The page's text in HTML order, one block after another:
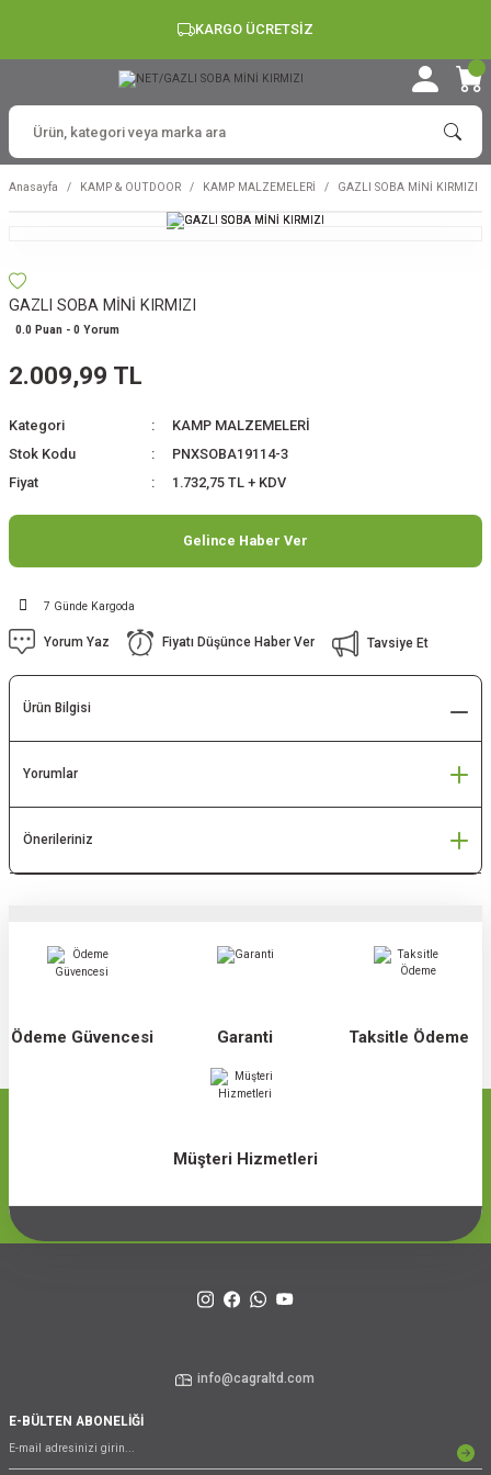
KARGO ÜCRETSİZ
Anasayfa KAMP & OUTDOOR KAMP MALZEMELERİ GAZLI SOBA MİNİ KIRMIZI
GAZLI SOBA MİNİ KIRMIZI
0.0 Puan - 0 Yorum
2.009,99 TL
Kategori
KAMP MALZEMELERİ
Stok Kodu
PNXSOBA19114-3
Fiyat
1.732,75 TL + KDV
Gelince Haber Ver
7 Günde Kargoda
Yorum Yaz Fiyatı Düşünce Haber Ver Tavsiye Et
Ürün Bilgisi
Yorumlar
Önerileriniz
Ödeme Güvencesi Garanti Taksitle Ödeme
Müşteri Hizmetleri
info@cagraltd.com
E-BÜLTEN ABONELİĞİ